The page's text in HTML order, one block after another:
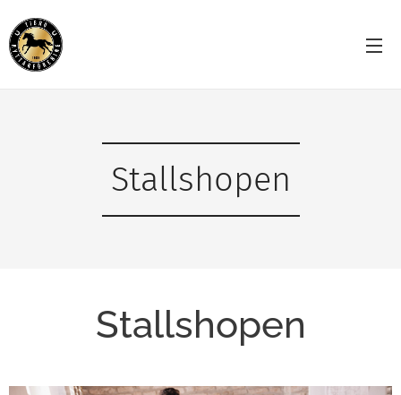
Stallshopen
Stallshopen